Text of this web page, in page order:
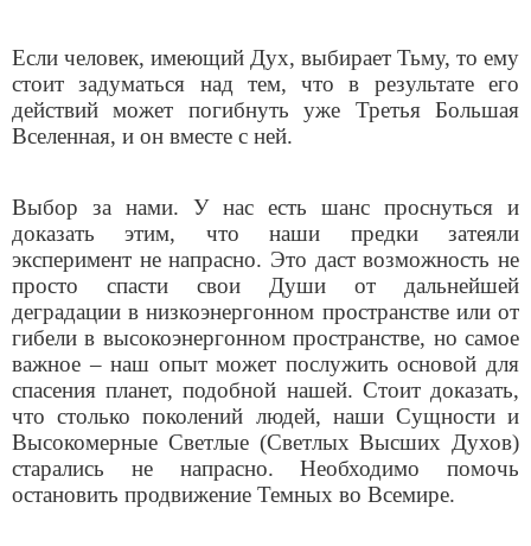
Если человек, имеющий Дух, выбирает Тьму, то ему
стоит задуматься над тем, что в результате его
действий может погибнуть уже Третья Большая
Вселенная, и он вместе с ней.
Выбор за нами. У нас есть шанс проснуться и
доказать этим, что наши предки затеяли
эксперимент не напрасно. Это даст возможность не
просто спасти свои Души от дальнейшей
деградации в низкоэнергонном пространстве или от
гибели в высокоэнергонном пространстве, но самое
важное – наш опыт может послужить основой для
спасения планет, подобной нашей. Стоит доказать,
что столько поколений людей, наши Сущности и
Высокомерные Светлые (Светлых Высших Духов)
старались не напрасно. Необходимо помочь
остановить продвижение Темных во Всемире.